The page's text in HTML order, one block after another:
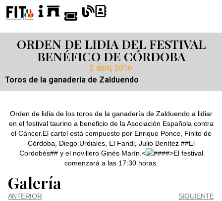
ORDEN DE LIDIA DEL FESTIVAL
BENÉFICO DE CÓRDOBA
2 abril, 2016
Toros de la ganadería de Zalduendo
Orden de lidia de los toros de la ganadería de Zalduendo a lidiar
en el festival taurino a beneficio de la Asociación Española contra
el Cáncer.El cartel está compuesto por Enrique Ponce, Finito de
Córdoba, Diego Urdiales, El Fandi, Julio Benítez ##El
Cordobés## y el novillero Ginés Marín.<
>El festival
comenzará a las 17:30 horas.
Galería
ANTERIOR SIGUIENTE